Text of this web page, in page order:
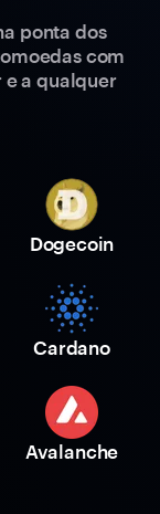
ponta dos
com
a qualquer
Dogecoin
Cardano
Avalanche